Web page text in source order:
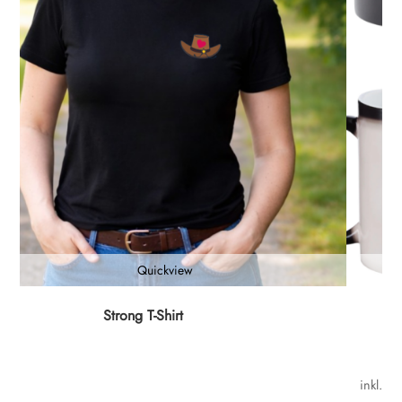
Quickview
Strong T-Shirt
inkl.